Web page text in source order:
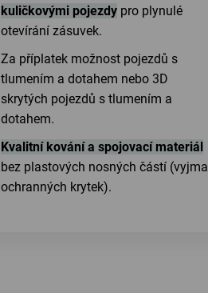
kuličkovými pojezdy pro plynulé
otevírání zásuvek.
Za příplatek možnost pojezdů s
tlumením a dotahem nebo 3D
skrytých pojezdů s tlumením a
dotahem.
Kvalitní kování a spojovací materiál
bez plastových nosných částí (vyjma
ochranných krytek).